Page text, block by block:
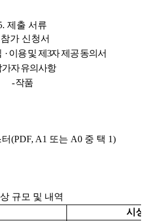
제출 서류
가 신청서
· 이용 및 제3자 제공 동의서
가자 유의사항
- 작품
(PDF, A1 또는 A0 중 택 1)
규모 및 내역
시상